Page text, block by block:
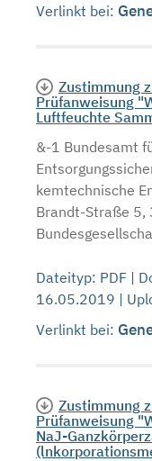
Verlinkt bei:
Zustimmung
Prüfanweisung
Luftfeuchte
&-1 Bundesamt
kemtechnische
Brandt-Straße
Dateityp: PDF |
16.05.2019 |
Verlinkt bei:
Zustimmung
Prüfanweisung
NaJ-